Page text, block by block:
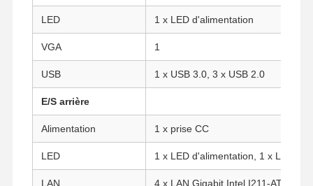
LED 1 x LED d'alimentation
VGA 1
USB 1 x USB 3.0, 3 x USB 2.0
E/S arrière
Alimentation 1 x prise CC
LED 1 x LED d'alimentation, 1 x LED
LAN 4 x LAN Gigabit Intel I211-AT/I210-